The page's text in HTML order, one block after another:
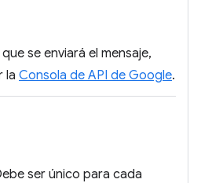
se enviará el mensaje,
la Consola de API de Google.
ser único para cada